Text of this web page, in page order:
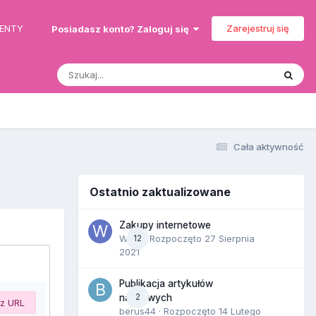
Posiadasz konto? Zaloguj się Zarejestruj się
Cała aktywność
URL
Ostatnio zaktualizowane
12
Zakupy internetowe
Wula · Rozpoczęto 27 Sierpnia
2021
2
Publikacja artykułów
naukowych
berus44 · Rozpoczęto 14 Lutego